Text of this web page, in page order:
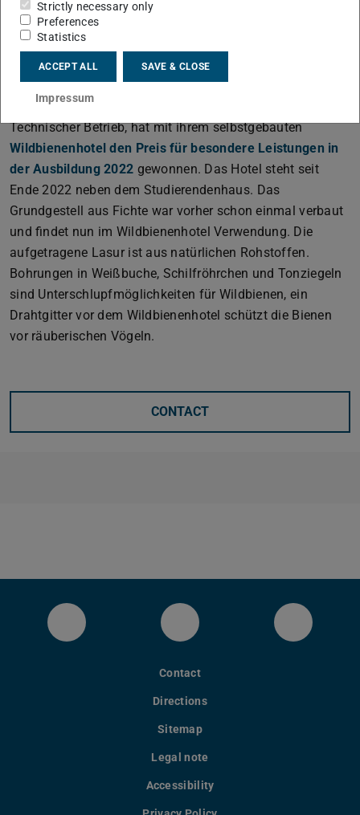
und führt durch den blühenden Baumhain mit
insektenfreundlicher Staudenbepflanzung. Nur ein paar
Meter weiter findet sich ein Hotel für Insekten. Ina Fleck,
ehemalige Auszubildende in der Betriebsgruppe Dach &
Fach des Dezernats V – Baumanagement und ­
Technischer Betrieb, hat mit ihrem selbstgebauten
Wildbienenhotel den Preis für besondere Leistungen in
der Ausbildung 2022 gewonnen. Das Hotel steht seit
Ende 2022 neben dem Studierendenhaus. Das
Grundgestell aus Fichte war vorher schon einmal verbaut
und findet nun im Wildbienenhotel Verwendung. Die
aufgetragene Lasur ist aus natürlichen Rohstoffen.
Bohrungen in Weißbuche, Schilfröhrchen und Tonziegeln
sind Unterschlupfmöglichkeiten für Wildbienen, ein
Drahtgitter vor dem Wildbienenhotel schützt die Bienen
vor räuberischen Vögeln.
CONTACT
LinkedIn-Seite des Fachbereichs
YouTube Bluesky
Contact
Directions
Sitemap
Legal note
Accessibility
Strictly necessary only
Preferences
Statistics
ACCEPT ALL SAVE & CLOSE
Impressum